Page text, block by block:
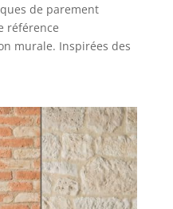
de parement
référence
murale. Inspirées des